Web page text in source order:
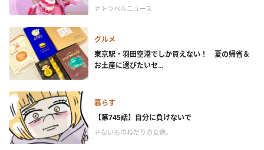
＃トラベルニュース
グルメ
東京駅・羽田空港でしか買えない！ 夏の帰省＆
お土産に選びたいセ...
暮らす
【第745話】自分に負けないで
＃ないものねだりの女達。